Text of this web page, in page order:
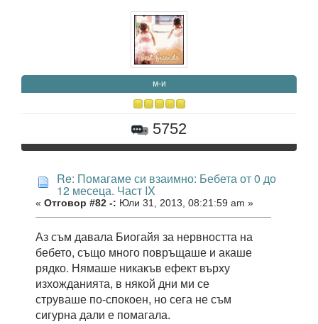
м-и
5752
Re: Помагаме си взаимно: Бебета от 0 до
12 месеца. Част IX
« Отговор #82 -: Юли 31, 2013, 08:21:59 am »
Аз съм давала Биогайя за нервността на
бебето, също много повръщаше и акаше
рядко. Нямаше никакъв ефект върху
изхожданията, в някой дни ми се
струваше по-спокоен, но сега не съм
сигурна дали е помагала.